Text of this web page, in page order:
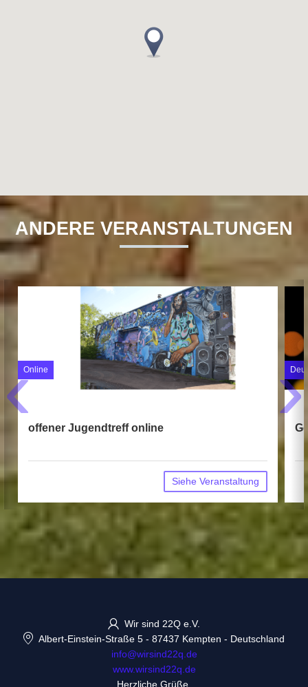
ANDERE VERANSTALTUNGEN
Online
offener Jugendtreff online
Siehe Veranstaltung
‹ ›
Wir sind 22Q e.V.
Albert-Einstein-Straße 5 - 87437 Kempten - Deutschland
info@wirsind22q.de
www.wirsind22q.de
Herzliche Grüße